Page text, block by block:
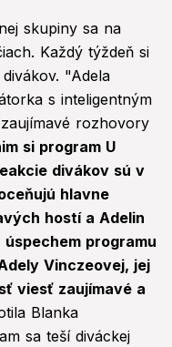
skupiny sa na
Každý týždeň si
"Adela
s inteligentným
rozhovory
si program U
divákov sú v
hlavne
hostí a Adelin
programu
Vinczeovej, jej
viesť zaujímavé a
Blanka
sa teší diváckej